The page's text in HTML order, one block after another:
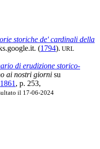
storiche de' cardinali della
(1794). URL
di erudizione storico-
ai nostri giorni su
1861 , p. 253,
il 17-06-2024